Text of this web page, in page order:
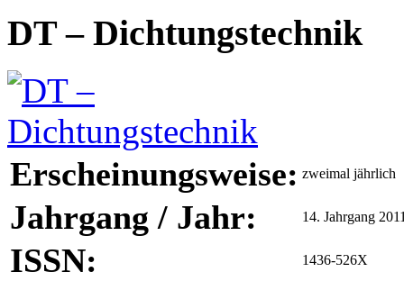
DT – Dichtungstechnik
Erscheinungsweise: zweimal jährlich
Jahrgang / Jahr: 14. Jahrgang
ISSN: 1436-526X